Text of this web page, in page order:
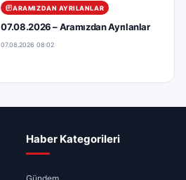
ARAMIZDAN AYRILANLAR
07.08.2026 – Aramızdan Ayrılanlar
07.08.2026 08:02
Haber Kategorileri